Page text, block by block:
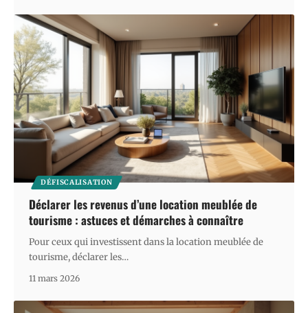
DÉFISCALISATION
Déclarer les revenus d’une location meublée de
tourisme : astuces et démarches à connaître
Pour ceux qui investissent dans la location meublée de
tourisme, déclarer les…
11 mars 2026